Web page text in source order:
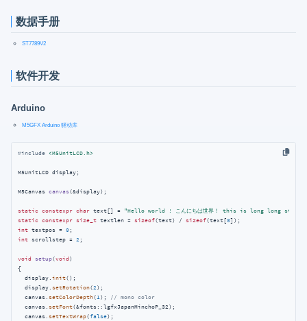
数据手册
ST7789V2
软件开发
Arduino
M5GFX Arduino 驱动库
#include <M5UnitLCD.h>
M5UnitLCD display;
M5Canvas canvas (&display) ;
static constexpr char text[] = "Hello world ! こんにちは世界！ this is long long string sample. 寿限
static
constexpr size_t textlen = sizeof(text) / sizeof(text[0
int textpos = 0
int scrollstep = 2 ;
void setup(void )
{
  display.
init();
  display.
setRotation(2 );
  canvas.
setColorDepth( 1 ); // mono color
  canvas.
setFont(&fonts::lgfxJapanMinchoP_32);
  canvas.
setTextWrap(false);